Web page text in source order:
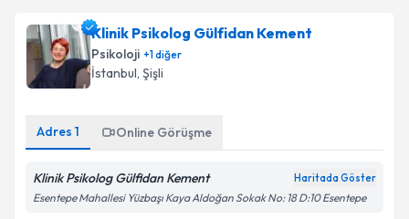
Klinik Psikolog Gülfidan Kement
Psikoloji +1diğer
İstanbul, Şişli
Adres 1 Online Görüşme
Klinik Psikolog Gülfidan Kement Haritada Göster
Esentepe Mahallesi Yüzbaşı Kaya Aldoğan Sokak No: 18 D:10 Esentepe